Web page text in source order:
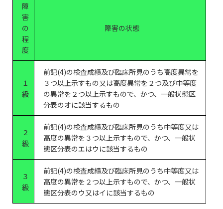
障
害
の
程
度
障害の状態
１
級
前記(4)の検査成績及び臨床所見のうち高度異常を
３つ以上示すもの又は高度異常を２つ及び中等度
の異常を２つ以上示すもので、かつ、一般状態区
分表のオに該当するもの
２
級
前記(4)の検査成績及び臨床所見のうち中等度又は
高度の異常を３つ以上示すもので、かつ、一般状
態区分表のエはウに該当するもの
３
級
前記(4)の検査成績及び臨床所見のうち中等度又は
高度の異常を２つ以上示すもので、かつ、一般状
態区分表のウ又はイに該当するもの